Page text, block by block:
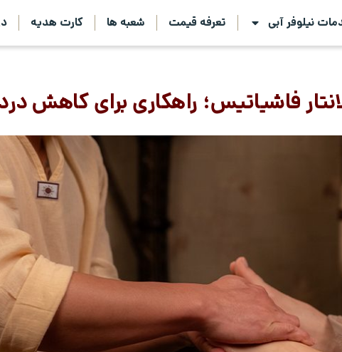
نیلوفر آبی تعرفه قیمت شعبه ها کارت هدیه
فاشیاتیس؛ راهکاری برای کاهش